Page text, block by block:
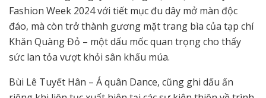
Fashion Week 2024 với tiết mục đu dây mở màn độc
đáo, mà còn trở thành gương mặt trang bìa của tạp chí
Khăn Quàng Đỏ – một dấu mốc quan trọng cho thấy
sức lan tỏa vượt khỏi sân khấu múa.
Bùi Lê Tuyết Hân – Á quân Dance, cũng ghi dấu ấn